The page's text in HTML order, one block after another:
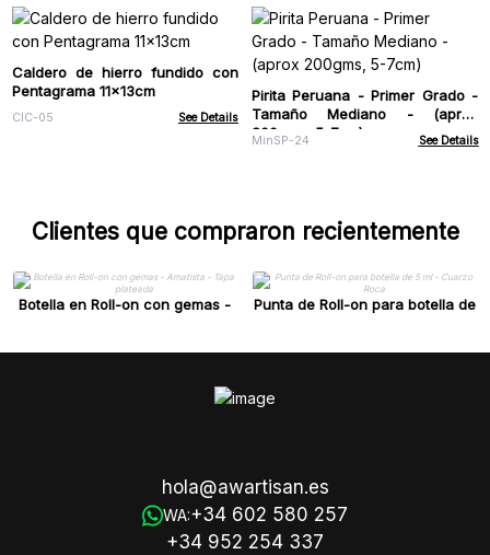
Caldero de hierro fundido con
Pentagrama 11x13cm
CIC-05 See Details
Pirita Peruana - Primer Grado -
Tamaño Mediano - (aprox
200gms, 5-7cm)
MinSP-24 See Details
Clientes que compraron recientemente
Botella en Roll-on con gemas -
Punta de Roll-on para botella de
hola@awartisan.es
WA:+34 602 580 257
+34 952 254 337